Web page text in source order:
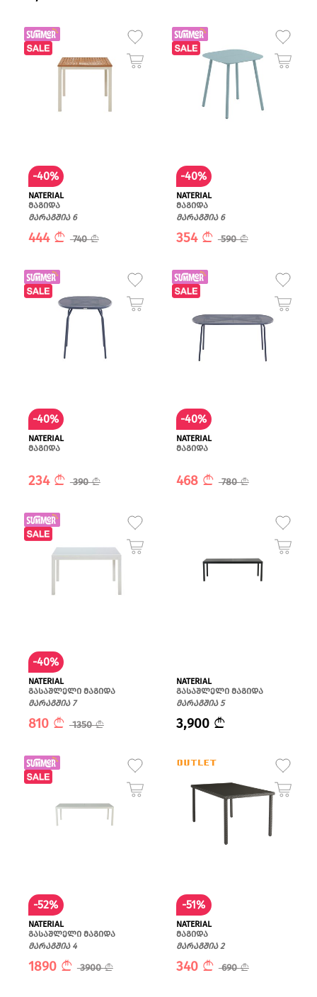
-40%
NATERIAL
მაგიდა
მარაგშია 6
444 740
-40%
NATERIAL
მაგიდა
მარაგშია 6
354 590
-40%
NATERIAL
მაგიდა
234 390
-40%
NATERIAL
მაგიდა
468 780
-40%
NATERIAL
გასაშლელი მაგიდა
მარაგშია 7
810 1350
NATERIAL
გასაშლელი მაგიდა
მარაგშია 5
3,900
-52%
NATERIAL
გასაშლელი მაგიდა
მარაგშია 4
1890 3900
-51%
NATERIAL
მაგიდა
მარაგშია 2
340 690